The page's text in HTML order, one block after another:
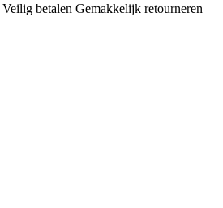
Veilig betalen Gemakkelijk retourneren